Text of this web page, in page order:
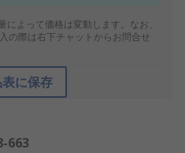
よって価格は変動します。なお、
の際は右下チャットからお問合せ
に保存
663